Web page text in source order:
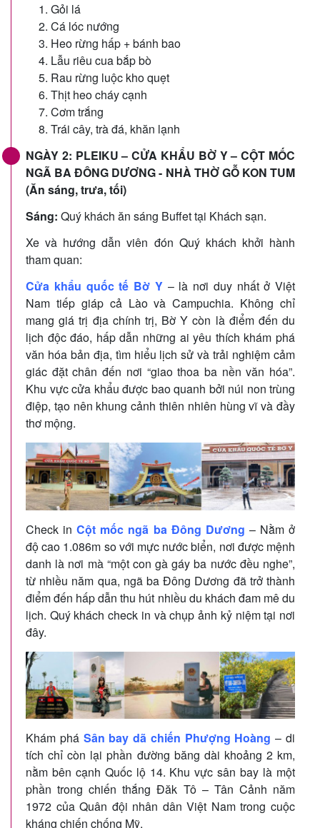
Gỏi lá
Cá lóc nướng
Heo rừng hấp + bánh bao
Lẫu riêu cua bắp bò
Rau rừng luộc kho quẹt
Thịt heo cháy cạnh
Cơm trắng
Trái cây, trà đá, khăn lạnh
NGÀY 2: PLEIKU – CỬA KHẨU BỜ Y – CỘT MỐC
NGÃ BA ĐÔNG DƯƠNG - NHÀ THỜ GỖ KON TUM
(Ăn sáng, trưa, tối)
Sáng: Quý khách ăn sáng Buffet tại Khách sạn.
Xe và hướng dẫn viên đón Quý khách khởi hành
tham quan:
Cửa khẩu quốc tế Bờ Y– là nơi duy nhất ở Việt
Nam tiếp giáp cả Lào và Campuchia. Không chỉ
mang giá trị địa chính trị, Bờ Y còn là điểm đến du
lịch độc đáo, hấp dẫn những ai yêu thích khám phá
văn hóa bản địa, tìm hiểu lịch sử và trải nghiệm cảm
giác đặt chân đến nơi “giao thoa ba nền văn hóa”.
Khu vực cửa khẩu được bao quanh bởi núi non trùng
điệp, tạo nên khung cảnh thiên nhiên hùng vĩ và đầy
thơ mộng.
Check inCột mốc ngã ba Đông Dương – Nằm ở
độ cao 1.086m so với mực nước biển, nơi được mệnh
danh là nơi mà “một con gà gáy ba nước đều nghe”,
từ nhiều năm qua, ngã ba Đông Dương đã trở thành
điểm đến hấp dẫn thu hút nhiều du khách đam mê du
lịch. Quý khách check in và chụp ảnh kỷ niệm tại nơi
đây.
Khám phá Sân bay dã chiến Phượng Hoàng – di
tích chỉ còn lại phần đường băng dài khoảng 2 km,
nằm bên cạnh Quốc lộ 14. Khu vực sân bay là một
phần trong chiến thắng Đăk Tô – Tân Cảnh năm
1972 của Quân đội nhân dân Việt Nam trong cuộc
kháng chiến chống Mỹ.